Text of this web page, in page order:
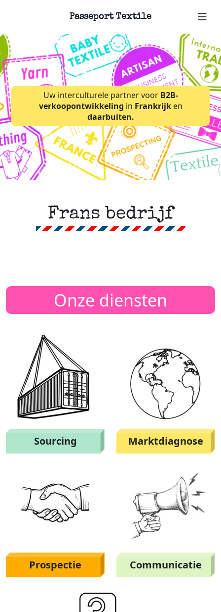
Passeport Textile
Uw interculturele partner voor B2B-
verkoopontwikkeling in Frankrijken
daarbuiten.
Frans bedrijf
Onze diensten
Sourcing Marktdiagnose
Prospectie Communicatie